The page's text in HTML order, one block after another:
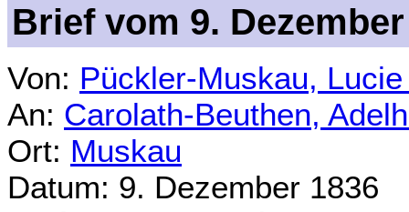
Brief vom 9.
Von: Pückler-Muskau,
An: Carolath-Beuthen,
Ort: Muskau
Datum: 9. Dezember 1836